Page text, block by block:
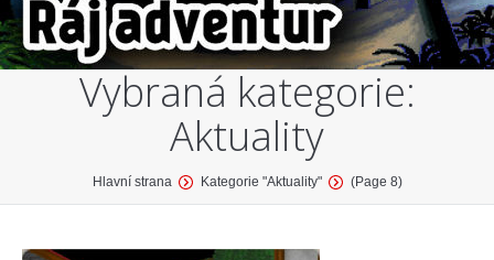
Registrace
Přihlášení
Profil
Home
O projektu
Katalog her
Vybraná kategorie:
Aktuality
You are here:Hlavní strana Kategorie "Aktuality" (Page 8)